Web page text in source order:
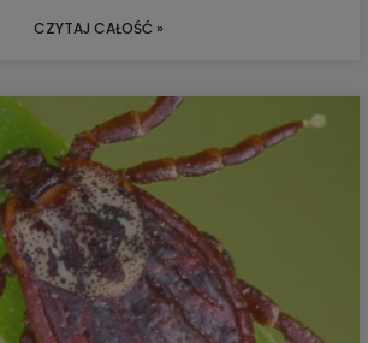
CZYTAJ CAŁOŚĆ »